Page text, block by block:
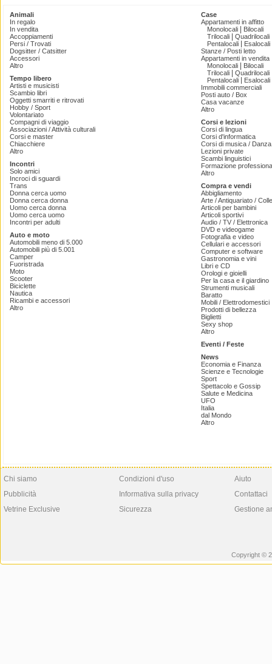
Animali
In regalo
In vendita
Accoppiamenti
Persi / Trovati
Dogsitter / Catsitter
Accessori
Altro
Tempo libero
Artisti e musicisti
Scambio libri
Oggetti smarriti e ritrovati
Hobby / Sport
Volontariato
Compagni di viaggio
Associazioni / Attività culturali
Corsi e master
Chiacchiere
Altro
Incontri
Solo amici
Incroci di sguardi
Trans
Donna cerca uomo
Donna cerca donna
Uomo cerca donna
Uomo cerca uomo
Incontri per adulti
Auto e moto
Automobili meno di 5.000
Automobili più di 5.001
Camper
Fuoristrada
Moto
Scooter
Biciclette
Nautica
Ricambi e accessori
Altro
Case
Appartamenti in affitto
Monolocali
Bilocali
Trilocali
Quadrilocali
Pentalocali
Esalocali
Stanze / Posti letto
Appartamenti in vendita
Monolocali
Bilocali
Trilocali
Quadrilocali
Pentalocali
Esalocali
Immobili commerciali
Posti auto / Box
Casa vacanze
Altro
Corsi e lezioni
Corsi di lingua
Corsi d'informatica
Corsi di musica /
Lezioni private
Scambi linguistici
Formazione
Altro
Compra e vendi
Abbigliamento
Arte / Antiquariato /
Articoli per bambini
Articoli sportivi
Audio / TV / Elettronica
DVD e videogame
Fotografia e video
Cellulari e accessori
Computer e software
Gastronomia e vini
Libri e CD
Orologi e gioielli
Per la casa e il giardino
Strumenti musicali
Baratto
Mobili / Elettrodomestici
Prodotti di bellezza
Biglietti
Sexy shop
Altro
Eventi / Feste
News
Economia e Finanza
Scienze e Tecnologie
Sport
Spettacolo e Gossip
Salute e Medicina
UFO
Italia
dal Mondo
Altro
Chi siamo
Pubblicità
Vetrine Exclusive
Condizioni d'uso
Informativa sulla privacy
Sicurezza
Aiuto
Contattaci
Gestione
Copyright ©